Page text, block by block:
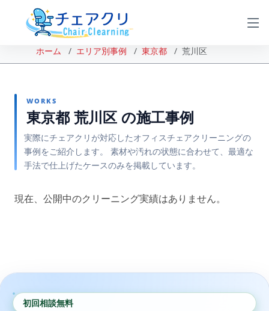
ホーム エリア別事例 東京都 荒川区
WORKS
東京都 荒川区 の施工事例
実際にチェアクリが対応したオフィスチェアクリーニングの
事例をご紹介します。 素材や汚れの状態に合わせて、最適な
手法で仕上げたケースのみを掲載しています。
現在、公開中のクリーニング実績はありません。
初回相談無料